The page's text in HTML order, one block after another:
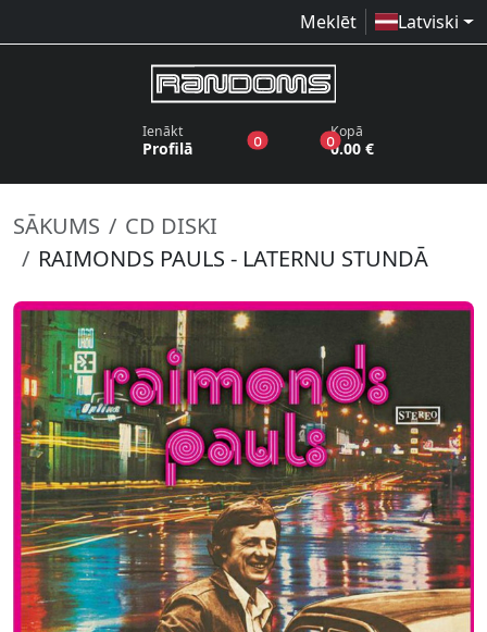
Meklēt Latviski
Ienākt
Profilā 0produkti vēlmju sarakstā
0produkti grozā
Kopā
0.00 €
SĀKUMS
CD DISKI
RAIMONDS PAULS - LATERNU STUNDĀ